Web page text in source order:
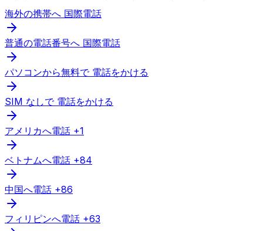
海外の携帯へ 国際電話
普通の電話番号へ 国際電話
パソコンから無料で 電話をかける
SIM なしで 電話をかける
アメリカへ電話 +1
ベトナムへ電話 +84
中国へ電話 +86
フィリピンへ電話 +63